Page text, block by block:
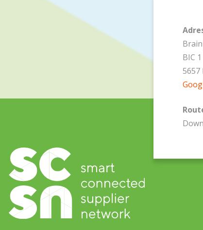
BIC 1
5657